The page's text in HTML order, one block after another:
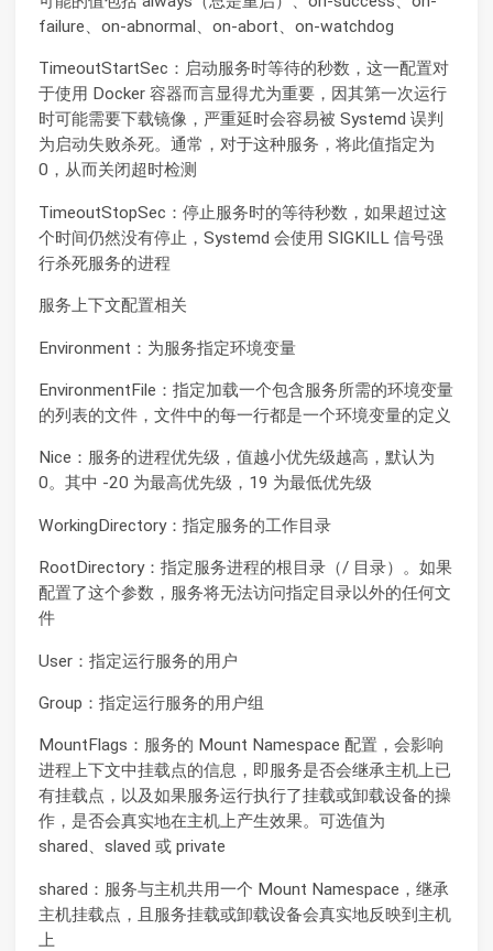
failure、on-abnormal、on-abort、on-watchdog
TimeoutStartSec：启动服务时等待的秒数，这一配置对
于使用 Docker 容器而言显得尤为重要，因其第一次运行
时可能需要下载镜像，严重延时会容易被 Systemd 误判
为启动失败杀死。通常，对于这种服务，将此值指定为
0，从而关闭超时检测
TimeoutStopSec：停止服务时的等待秒数，如果超过这
个时间仍然没有停止，Systemd 会使用 SIGKILL 信号强
行杀死服务的进程
服务上下文配置相关
Environment：为服务指定环境变量
EnvironmentFile：指定加载一个包含服务所需的环境变量
的列表的文件，文件中的每一行都是一个环境变量的定义
Nice：服务的进程优先级，值越小优先级越高，默认为
0。其中 -20 为最高优先级，19 为最低优先级
WorkingDirectory：指定服务的工作目录
RootDirectory：指定服务进程的根目录（/ 目录）。如果
配置了这个参数，服务将无法访问指定目录以外的任何文
件
User：指定运行服务的用户
Group：指定运行服务的用户组
MountFlags：服务的 Mount Namespace 配置，会影响
进程上下文中挂载点的信息，即服务是否会继承主机上已
有挂载点，以及如果服务运行执行了挂载或卸载设备的操
作，是否会真实地在主机上产生效果。可选值为
shared、slaved 或 private
shared：服务与主机共用一个 Mount Namespace，继承
主机挂载点，且服务挂载或卸载设备会真实地反映到主机
上